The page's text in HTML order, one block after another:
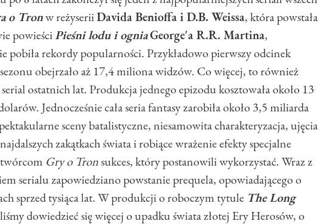
o Tronw reżyseriiDavida Benioffa i D.B. Weissa, która powstała
powieściPieśni lodu i ogniaGeorge'a R.R. Martina,
pobiła rekordy popularności. Przykładowo pierwszy odcinek
obejrzało aż 17,4 miliona widzów. Co więcej, to również
ostatnich lat. Produkcja jednego epizodu kosztowała około 13
Jednocześnie cała seria fantasy zarobiła około 3,5 miliarda
sceny batalistyczne, niesamowita charakteryzacja, ujęcia
zakątkach świata i robiące wrażenie efekty specjalne
Gry o Tronsukces, który postanowili wykorzystać. Wraz z
serialu zapowiedziano powstanie prequela, opowiadającego o
sprzed tysiąca lat. W produkcji o roboczym tytule The Long
dowiedzieć się więcej o upadku świata złotej Ery Herosów, o